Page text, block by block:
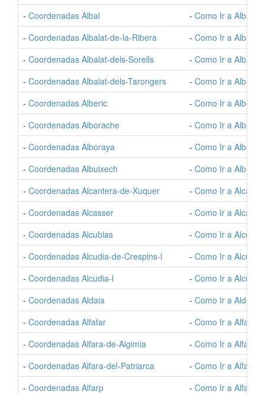
- Coordenadas Albal - Como Ir a Albal
- Coordenadas Albalat-de-la-Ribera - Como Ir a
- Coordenadas Albalat-dels-Sorells - Como Ir a
- Coordenadas Albalat-dels-Tarongers - Como Ir a
- Coordenadas Alberic - Como Ir a Alberic
- Coordenadas Alborache - Como Ir a
- Coordenadas Alboraya - Como Ir a
- Coordenadas Albuixech - Como Ir a
- Coordenadas Alcantera-de-Xuquer - Como Ir a
- Coordenadas Alcasser - Como Ir a
- Coordenadas Alcublas - Como Ir a Alcublas
- Coordenadas Alcudia-de-Crespins-l - Como Ir a
- Coordenadas Alcudia-l - Como Ir a
- Coordenadas Aldaia - Como Ir a Aldaia
- Coordenadas Alfafar - Como Ir a Alfafar
- Coordenadas Alfara-de-Algimia - Como Ir a Alfara-
- Coordenadas Alfara-del-Patriarca - Como Ir a Alfara-
- Coordenadas Alfarp - Como Ir a Alfarp